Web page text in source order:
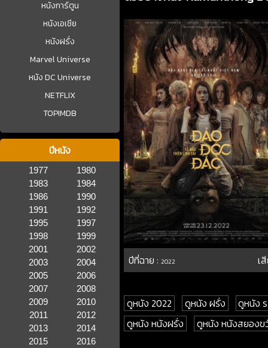
หนังการ์ตูน
หนังเอเชีย
หนังฝรั่ง
Marvel Universe
หนัง DC Universe
NETFLIX
TOPIMDB
ปีหนัง
1977
1980
1983
1984
1986
1990
1991
1992
1995
1997
1998
1999
2001
2002
2003
2004
2005
2006
2007
2008
2009
2010
2011
2012
2013
2014
2015
2016
ปีที่ฉาย :2022 เ
ดูหนัง 2022 ดูหนัง ฝรั่ง
ดูหนัง
ดูหนัง หนังฝรั่ง
ดูหนัง หนังสยอง